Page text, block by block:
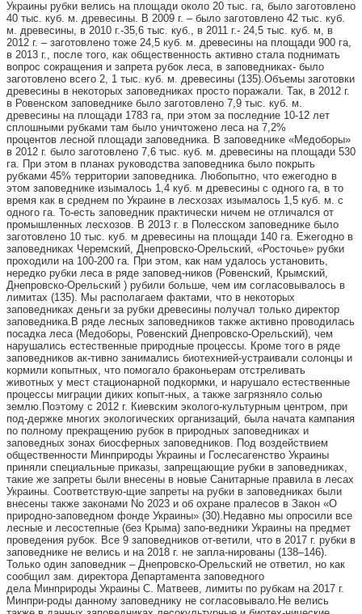
Украины рубки велись на площади около 20 тыс. га, было заготовлено
40 тыс. куб. м. древесины. В 2009 г. – было заготовлено 42 тыс. куб.
м. древесины, в 2010 г.-35,6 тыс. куб., в 2011 г.- 24,5 тыс. куб. м, в
2012 г. – заготовлено тоже 24,5 куб. м. древесины на площади 900 га,
в 2013 г., после того, как общественность активно стала поднимать
вопрос сокращения и запрета рубок леса, в заповедниках- было
заготовлено всего 2, 1 тыс. куб. м. древесины (135).Объемы заготовки
древесины в некоторых заповедниках просто поражали. Так, в 2012 г.
в Ровенском заповеднике было заготовлено 7,9 тыс. куб. м.
древесины на площади 1783 га, при этом за последние 10-12 лет
сплошными рубками там было уничтожено леса на 7,2%
процентов лесной площади заповедника. В заповеднике «Медоборы»
в 2012 г. было заготовлено 7,6 тыс. куб. м. древесины на площади 530
га. При этом в планах руководства заповедника было покрыть
рубками 45% территории заповедника. Любопытно, что ежегодно в
этом заповеднике изымалось 1,4 куб. м древесины с одного га, в то
время как в среднем по Украине в лесхозах изымалось 1,5 куб. м. с
одного га. То-есть заповедник практически ничем не отличался от
промышленных лесхозов. В 2013 г. в Полесском заповеднике было
заготовлено 10 тыс. куб. м древесины на площади 140 га. Ежегодно в
заповедниках Черемский, Днепровско-Орельский, «Росточье» рубки
проходили на 100-200 га. При этом, как нам удалось установить,
нередко рубки леса в ряде заповед-ников (Ровенский, Крымский,
Днепровско-Орельский ) рубили больше, чем им согласовывалось в
лимитах (135). Мы располагаем фактами, что в некоторых
заповедниках деньги за рубки древесины получал только директор
заповедника. В ряде лесных заповедников также активно проводилась
посадка леса (Медоборы, Ровенский Днепровско-Орельский), чем
нарушались естественные природные процессы. Кроме того в ряде
заповедников ак-тивно занимались биотехнией-устраивали солонцы и
кормили копытных, что помогало браконьерам отстреливать
животных у мест стационарной подкормки, и нарушало естественные
процессы миграции диких копыт-ных, а также загрязняло солью
землю. Поэтому с 2012 г. Киевским эколого-культурным центром, при
под-держке многих экологических организаций, была начата кампания
по полному прекращению рубок в природных заповедниках и
заповедных зонах биосферных заповедников. Под воздействием
общественности Минприроды Украины и Гослесагенство Украины
приняли специальные приказы, запрещающие рубки в заповедниках,
такие же запреты были внесены в новые Санитарные правила в лесах
Украины. Соответствую-щие запреты на рубки в заповедниках были
внесены также законами No 2023 и об охране пралесов в Закон «О
природно-заповедном фонде Украины» (30). Недавно мы опросили все
лесные и лесостепные (без Крыма) запо-ведники Украины на предмет
проведения рубок. Все 9 заповедников от-ветили, что в 2017 г. рубки в
заповеднике не велись и на 2018 г. не запла-нированы (138–146).
Только один заповедник – Днепровско-Орельский не ответил, но как
сообщил зам. директора Департамента заповедного
дела Минприроды Украины С. Матвеев, лимиты по рубкам на 2017 г.
Минпри-роды данному заповеднику не согласовывало. Не велись